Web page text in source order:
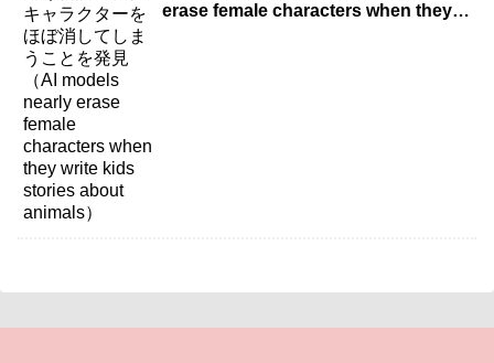
erase female characters when they